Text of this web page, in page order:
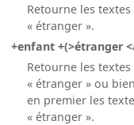
Retourne les
« étranger ».
+enfant +(>étranger
Retourne les
« étranger » ou
en premier les
« étranger ».